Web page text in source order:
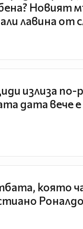
Новият
лавина от
излиза
дата вече
която
Роналдо